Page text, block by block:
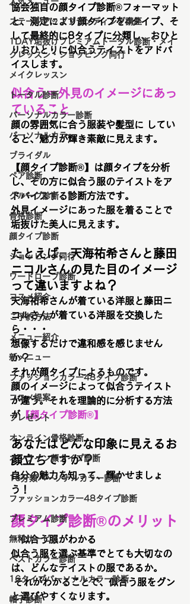
ステージアップブランディング講座
1DAY垢抜けプレミアムトータル診断・メイ
クレッスン・ショッピング同行
メイクレッスン
トータル診断
パーソナルカラー診断
パーソナルカラー
ブライダル
ペア診断
グループ診断
骨格診断
顔タイプ診断
ショッピング同行
ワードローブ診断
コスメ紹介
ご予約方法
メニュー紹介
新メニュー
ファッションカラー48タイプ診断
コスメ提案
プレゼント
オンライン骨格診断
オンライン顔タイプ診断
16分類パーソナルカラー診断
ファッションカラー48タイプ診断
プレミアム診断
無料サービス
ベストカラー診断
16タイプパーソナルカラー診断
帽子診断
協会独自の顔タイプ診断®フォーマット
と、測定により顔タイプを4タイプ、そ
して最終的に8タイプに分類し、おひと
りおひとりに似合うテイストをアドバ
イスします。
似合う＝外見のイメージにあっ
ていること
顔の雰囲気に合う服装や髪型に してい
ると、魅力が輝き素敵に見えます。
【顔タイプ診断®】は顔タイプを分析
し、その方に似合う服のテイストをア
ドバイスする診断方法です。
外見イメージにあった服を着ることで
垢抜けた美人に見えます。
たとえば、天海祐希さんと藤田
ニコルさんの見た目のイメージ
って違いますよね？
天海祐希さんが着ている洋服と藤田ニ
コルさんが着ている洋服を交換した
ら・・・
想像するだけで違和感を感じません
か？
それが顔タイプによるものです。
顔のイメージによって似合うテイスト
が違う。それを理論的に分析する方法
が【顔タイプ診断®】
あなたはどんな印象に見えるお
顔立ちですか？
自分の魅力を知って、輝かせましょ
う！
顔タイプ診断®のメリット
・似合う服がわかる
似合う服を選ぶ基準でとても大切なの
は、どんなテイストの服であるか。
それがわかることで、似合う服をグン
と選びやすくなります。